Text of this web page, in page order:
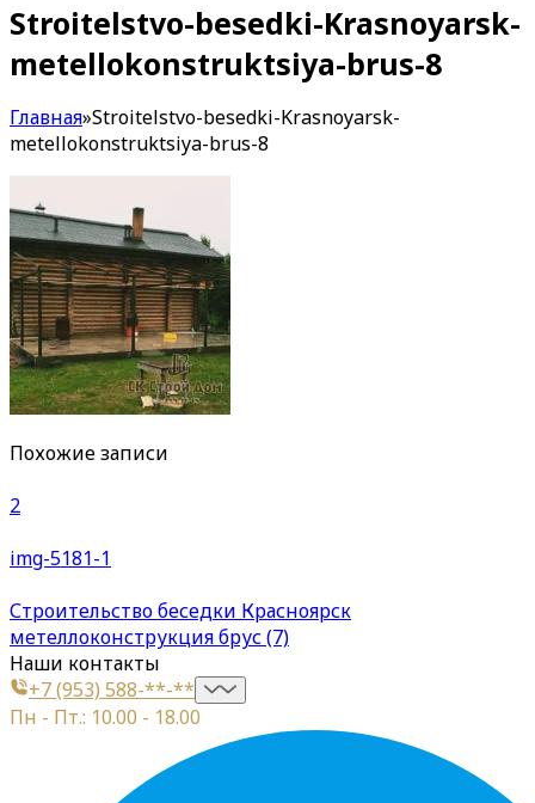
Stroitelstvo-besedki-Krasnoyarsk-
metellokonstruktsiya-brus-8
Главная»Stroitelstvo-besedki-Krasnoyarsk-
metellokonstruktsiya-brus-8
Похожие записи
2
img-5181-1
Строительство беседки Красноярск
метеллоконструкция брус (7)
Наши контакты
+7 (953) 588-**-**
Пн - Пт.: 10.00 - 18.00